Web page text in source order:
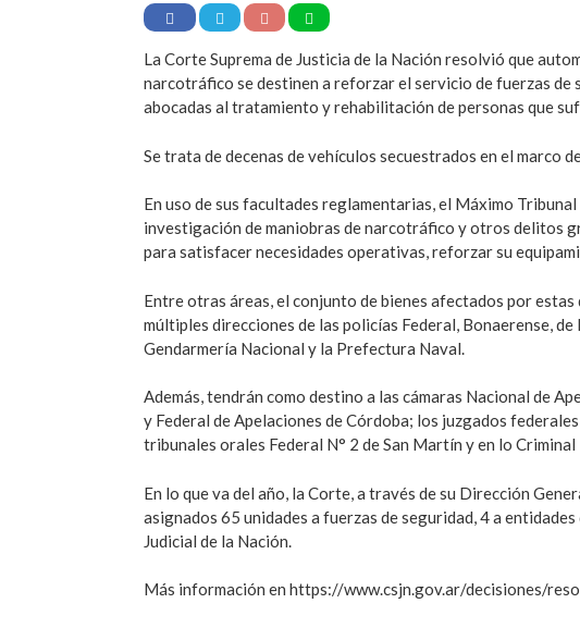
La Corte Suprema de Justicia de la Nación resolvió que
narcotráfico se destinen a reforzar el servicio de fuerzas de
abocadas al tratamiento y rehabilitación de personas que
Se trata de decenas de vehículos secuestrados en el marco
En uso de sus facultades reglamentarias, el Máximo
investigación de maniobras de narcotráfico y otros delitos
para satisfacer necesidades operativas, reforzar su
Entre otras áreas, el conjunto de bienes afectados por
múltiples direcciones de las policías Federal, Bonaerense,
Gendarmería Nacional y la Prefectura Naval.
Además, tendrán como destino a las cámaras Nacional de
y Federal de Apelaciones de Córdoba; los juzgados
tribunales orales Federal N° 2 de San Martín y en lo
En lo que va del año, la Corte, a través de su Dirección
asignados 65 unidades a fuerzas de seguridad, 4 a
Judicial de la Nación.
Más información en https://www.csjn.gov.ar/decisiones/